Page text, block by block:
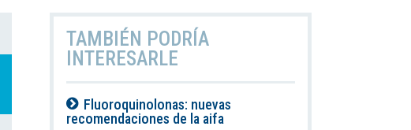
TAMBIÉN PODRÍA
INTERESARLE
Fluoroquinolonas: nuevas
recomendaciones de la aifa